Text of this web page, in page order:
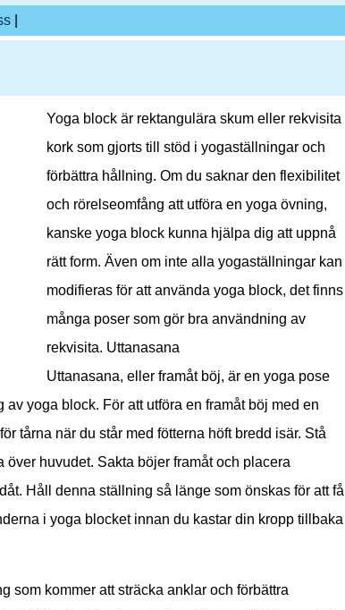
Yoga block är rektangulära skum eller rekvisita
kork som gjorts till stöd i yogaställningar och
förbättra hållning. Om du saknar den flexibilitet
och rörelseomfång att utföra en yoga övning,
kanske yoga block kunna hjälpa dig att uppnå
rätt form. Även om inte alla yogaställningar kan
modifieras för att använda yoga block, det finns
många poser som gör bra användning av
rekvisita. Uttanasana
Uttanasana, eller framåt böj, är en yoga pose
yoga block. För att utföra en framåt böj med en
tårna när du står med fötterna höft bredd isär. Stå
huvudet. Sakta böjer framåt och placera
Håll denna ställning så länge som önskas för att få
i yoga blocket innan du kastar din kropp tillbaka
som kommer att sträcka anklar och förbättra